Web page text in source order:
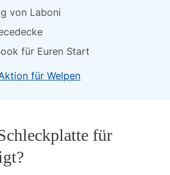
von Laboni
für Euren Start
für Welpen
für